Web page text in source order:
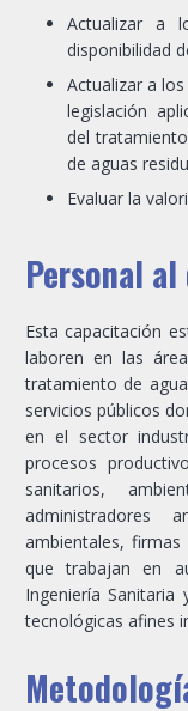
Actualizar a
disponibilidad
Actualizar a
legislación
del
de aguas
Evaluar la
Personal
Esta capacitación
laboren en las
tratamiento de
servicios públicos
en el sector
procesos
sanitarios,
administradores
ambientales,
que trabajan en
Ingeniería
tecnológicas afines